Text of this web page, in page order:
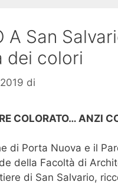
A San
dei colori
di
COLORATO… ANZI
di Porta Nuova e il
della Facoltà di
di San Salvario,